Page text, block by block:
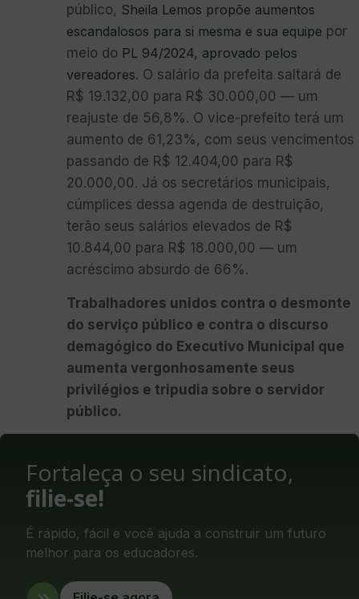
público, Sheila Lemos propõe aumentos
escandalosos para si mesma e sua equipe por
meio do PL 94/2024, aprovado pelos
vereadores. O salário da prefeita saltará de
R$ 19.132,00 para R$ 30.000,00 — um
reajuste de 56,8%. O vice-prefeito terá um
aumento de 61,23%, com seus vencimentos
passando de R$ 12.404,00 para R$
20.000,00. Já os secretários municipais,
cúmplices dessa agenda de destruição,
terão seus salários elevados de R$
10.844,00 para R$ 18.000,00 — um
acréscimo absurdo de 66%.
Trabalhadores unidos contra o desmonte
do serviço público e contra o discurso
demagógico do Executivo Municipal que
aumenta vergonhosamente seus
privilégios e tripudia sobre o servidor
público.
Fortaleça o seu sindicato,
filie-se!
É rápido, fácil e você ajuda a construir um futuro
melhor para os educadores.